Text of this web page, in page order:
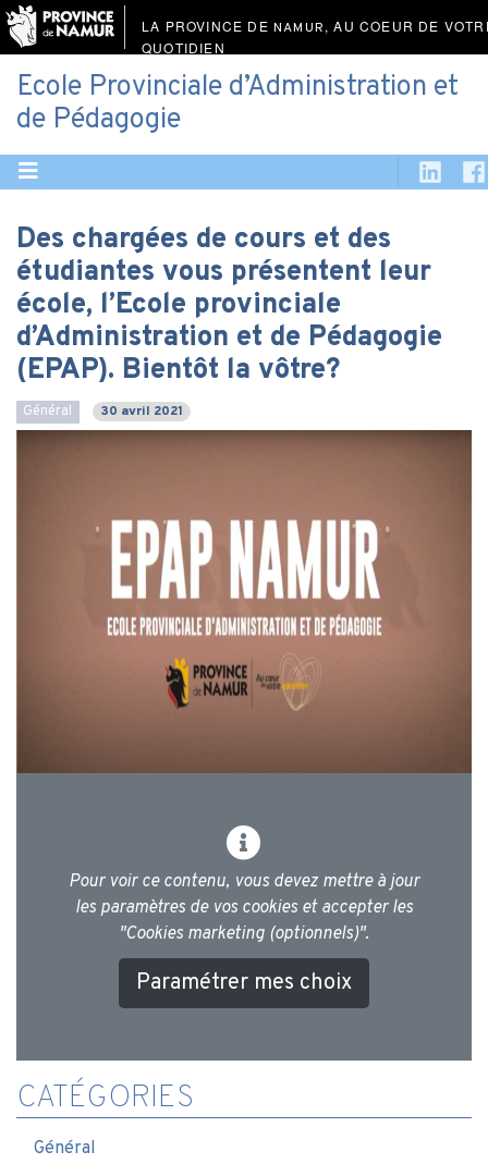
LA PROVINCE DE NAMUR, AU COEUR DE
QUOTIDIEN
Ecole Provinciale d’Administration et
de Pédagogie
Des chargées de cours et des
étudiantes vous présentent leur
école, l’Ecole provinciale
d’Administration et de Pédagogie
(EPAP). Bientôt la vôtre?
Général 30 avril 2021
Pour voir ce contenu, vous devez mettre à jour
les paramètres de vos cookies et accepter les
"Cookies marketing (optionnels)".
Paramétrer mes choix
CATÉGORIES
Général